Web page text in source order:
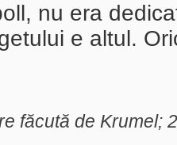
nu era
e altul.
făcută de Krumel;